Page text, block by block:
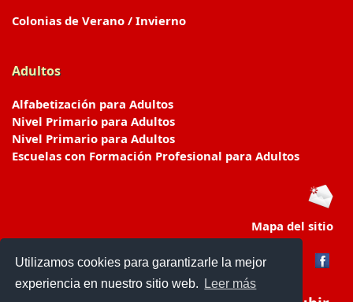
Utilizamos cookies para garantizarle la mejor
experiencia en nuestro sitio web.
Leer más
Colonias de Verano / Invierno
Adultos
Alfabetización para Adultos
Nivel Primario para Adultos
Nivel Primario para Adultos
Escuelas con Formación Profesional para Adultos
Mapa del sitio